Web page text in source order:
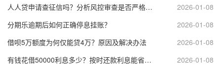
人人贷申请查征信吗？分析风控审查是否严格影响借款
2026-01-08
分期乐逾期后如何正确停息挂账？
2026-01-08
借呗5万额度为何仅能贷4万？原因及解决办法
2026-01-08
有钱花借50000利息多少？按时还款利息能省多少？
2026-01-08